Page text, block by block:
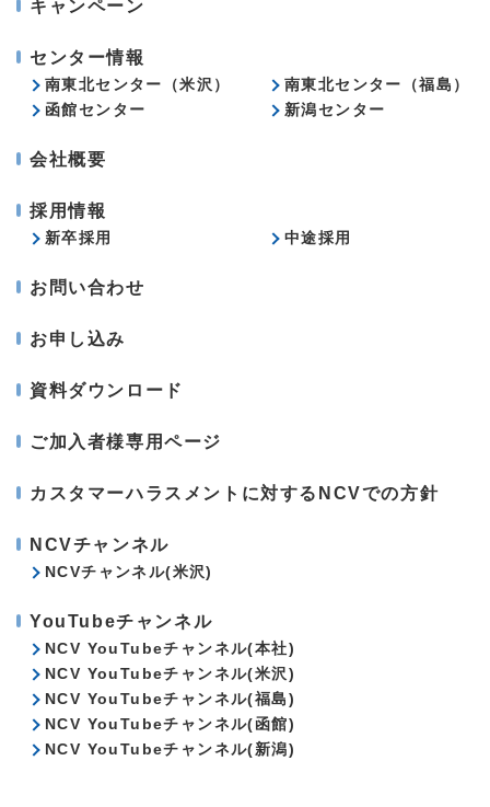
キャンペーン
センター情報
南東北センター（米沢）
南東北センター（福島）
函館センター
新潟センター
会社概要
採用情報
新卒採用 中途採用
お問い合わせ
お申し込み
資料ダウンロード
ご加入者様専用ページ
カスタマーハラスメントに対するNCVでの方針
NCVチャンネル
NCVチャンネル(米沢)
YouTubeチャンネル
NCV YouTubeチャンネル(本社)
NCV YouTubeチャンネル(米沢)
NCV YouTubeチャンネル(福島)
NCV YouTubeチャンネル(函館)
NCV YouTubeチャンネル(新潟)